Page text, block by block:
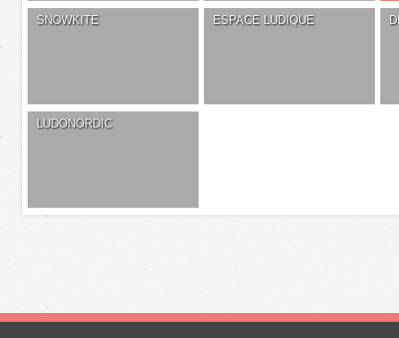
SNOWKITE ESPACE LUDIQUE
LUDONORDIC